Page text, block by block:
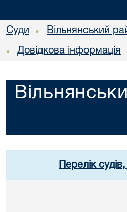
Суди • Вільнянський
• Довідкова інформація
Перелік